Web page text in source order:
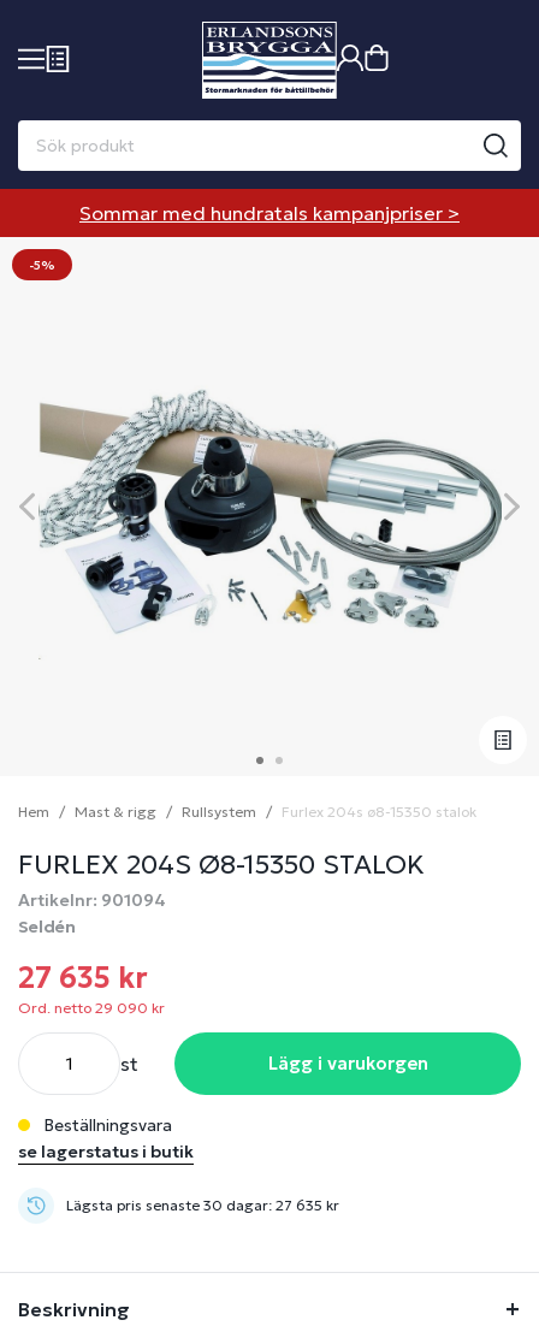
Sommar med hundratals kampanjpriser >
-5%
Hem Mast & rigg Rullsystem Furlex 204s ø8-15350 stalok
FURLEX 204S Ø8-15350 STALOK
Artikelnr: 901094
Seldén
27 635 kr
Ord. netto 29 090 kr
st Lägg i varukorgen
Beställningsvara
se lagerstatus i butik
Lägsta pris senaste 30 dagar: 27 635 kr
Beskrivning